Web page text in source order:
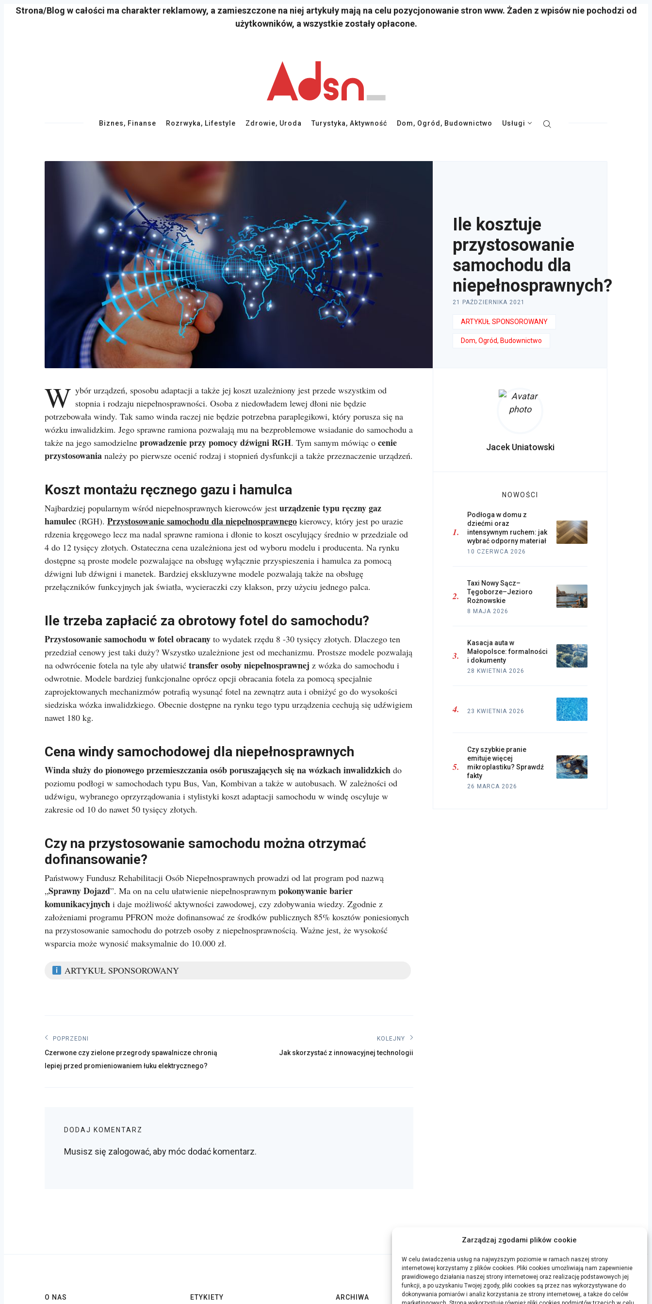
Zarządzaj zgodami plików cookie
W celu świadczenia usług na najwyższym poziomie w ramach naszej strony
internetowej korzystamy z plików cookies. Pliki cookies umożliwiają nam zapewnienie
prawidłowego działania naszej strony internetowej oraz realizację podstawowych jej
funkcji, a po uzyskaniu Twojej zgody, pliki cookies są przez nas wykorzystywane do
dokonywania pomiarów i analiz korzystania ze strony internetowej, a także do celów
Strona/Blog w całości ma charakter reklamowy, a zamieszczone na niej artykuły mają na celu pozycjonowanie stron www. Żaden z wpisów nie pochodzi od
użytkowników, a wszystkie zostały opłacone.
Biznes, Finanse Rozrwyka, Lifestyle Zdrowie, Uroda Turystyka, Aktywność Dom, Ogród, Budownictwo Usługi
Ile kosztuje
przystosowanie
samochodu dla
niepełnosprawnych?
21 PAŹDZIERNIKA 2021
ARTYKUŁ SPONSOROWANY
Dom, Ogród, Budownictwo
W ybór urządzeń, sposobu adaptacji a także jej koszt uzależniony jest przede wszystkim od
stopnia i rodzaju niepełnosprawności. Osoba z niedowładem lewej dłoni nie będzie
potrzebowała windy. Tak samo winda raczej nie będzie potrzebna paraplegikowi, który porusza się na
wózku inwalidzkim. Jego sprawne ramiona pozwalają mu na bezproblemowe wsiadanie do samochodu a
także na jego samodzielne prowadzenie przy pomocy dźwigni RGH. Tym samym mówiąc o cenie
przystosowania należy po pierwsze ocenić rodzaj i stopnień dysfunkcji a także przeznaczenie urządzeń.
Koszt montażu ręcznego gazu i hamulca
Najbardziej popularnym wśród niepełnosprawnych kierowców jest urządzenie typu ręczny gaz
hamulec (RGH). Przystosowanie samochodu dla niepełnosprawnego kierowcy, który jest po urazie
rdzenia kręgowego lecz ma nadal sprawne ramiona i dłonie to koszt oscylujący średnio w przedziale od
4 do 12 tysięcy złotych. Ostateczna cena uzależniona jest od wyboru modelu i producenta. Na rynku
dostępne są proste modele pozwalające na obsługę wyłącznie przyspieszenia i hamulca za pomocą
dźwigni lub dźwigni i manetek. Bardziej ekskluzywne modele pozwalają także na obsługę
przełączników funkcyjnych jak światła, wycieraczki czy klakson, przy użyciu jednego palca.
Ile trzeba zapłacić za obrotowy fotel do samochodu?
Przystosowanie samochodu w fotel obracany to wydatek rzędu 8 -30 tysięcy złotych. Dlaczego ten
przedział cenowy jest taki duży? Wszystko uzależnione jest od mechanizmu. Prostsze modele pozwalają
na odwrócenie fotela na tyle aby ułatwić transfer osoby niepełnosprawnej z wózka do samochodu i
odwrotnie. Modele bardziej funkcjonalne oprócz opcji obracania fotela za pomocą specjalnie
zaprojektowanych mechanizmów potrafią wysunąć fotel na zewnątrz auta i obniżyć go do wysokości
siedziska wózka inwalidzkiego. Obecnie dostępne na rynku tego typu urządzenia cechują się udźwigiem
nawet 180 kg.
Cena windy samochodowej dla niepełnosprawnych
Winda służy do pionowego przemieszczania osób poruszających się na wózkach inwalidzkich do
poziomu podłogi w samochodach typu Bus, Van, Kombivan a także w autobusach. W zależności od
udźwigu, wybranego oprzyrządowania i stylistyki koszt adaptacji samochodu w windę oscyluje w
zakresie od 10 do nawet 50 tysięcy złotych.
Czy na przystosowanie samochodu można otrzymać
dofinansowanie?
Państwowy Fundusz Rehabilitacji Osób Niepełnosprawnych prowadzi od lat program pod nazwą
„Sprawny Dojazd”. Ma on na celu ułatwienie niepełnosprawnym pokonywanie barier
komunikacyjnych i daje możliwość aktywności zawodowej, czy zdobywania wiedzy. Zgodnie z
założeniami programu PFRON może dofinansować ze środków publicznych 85% kosztów poniesionych
na przystosowanie samochodu do potrzeb osoby z niepełnosprawnością. Ważne jest, że wysokość
wsparcia może wynosić maksymalnie do 10.000 zł.
ARTYKUŁ SPONSOROWANY
Nawigacja
wpisu
POPRZEDNI
Poprzedni
post:
Czerwone czy zielone przegrody spawalnicze chronią
lepiej przed promieniowaniem łuku elektrycznego?
KOLEJNY
Kolejny
Jak skorzystać z innowacyjnej technologii
DODAJ KOMENTARZ
Musisz się zalogować, aby móc dodać komentarz.
Jacek Uniatowski
NOWOŚCI
Podłoga w domu z
dziećmi oraz
intensywnym ruchem: jak
wybrać odporny materiał
10 CZERWCA 2026
Taxi Nowy Sącz–
Tęgoborze–Jezioro
Rożnowskie
8 MAJA 2026
Kasacja auta w
Małopolsce: formalności
i dokumenty
28 KWIETNIA 2026
23 KWIETNIA 2026
Czy szybkie pranie
emituje więcej
mikroplastiku? Sprawdź
fakty
26 MARCA 2026
O NAS ETYKIETY ARCHIWA OSTATNIE WPISY